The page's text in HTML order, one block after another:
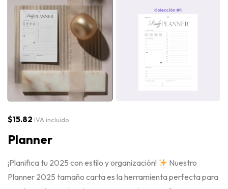
$15.82 IVA incluido
Planner
¡Planifica tu 2025 con estilo y organización!
Nuestro
Planner 2025 tamaño carta es la herramienta perfecta para